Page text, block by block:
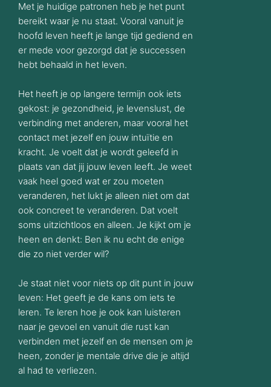
Met je huidige patronen heb je het punt
bereikt waar je nu staat. Vooral vanuit je
hoofd leven heeft je lange tijd gediend en
er mede voor gezorgd dat je successen
hebt behaald in het leven.
Het heeft je op langere termijn ook iets
gekost: je gezondheid, je levenslust, de
verbinding met anderen, maar vooral het
contact met jezelf en jouw intuïtie en
kracht. Je voelt dat je wordt geleefd in
plaats van dat jij jouw leven leeft. Je weet
vaak heel goed wat er zou moeten
veranderen, het lukt je alleen niet om dat
ook concreet te veranderen. Dat voelt
soms uitzichtloos en alleen. Je kijkt om je
heen en denkt: Ben ik nu echt de enige
die zo niet verder wil?
Je staat niet voor niets op dit punt in jouw
leven: Het geeft je de kans om iets te
leren. Te leren hoe je ook kan luisteren
naar je gevoel en vanuit die rust kan
verbinden met jezelf en de mensen om je
heen, zonder je mentale drive die je altijd
al had te verliezen.